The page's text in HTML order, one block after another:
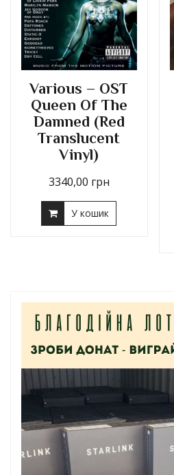
Various – OST
Queen Of The
Damned (Red
Translucent
Vinyl)
3340,00 грн
У кошик